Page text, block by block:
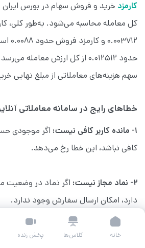
کارمزد خرید و فروش سهام در بورس
کل معامله محاسبه می‌شود. به‌طور کلی،
حدود ۰.۰۱۲۵۱۲ از کل ارزش
سهم هزینه‌های معاملاتی از مبلغ نهایی
خطاهای رایج در سامانه معاملاتی
۱- مانده کاربر کافی نیست:
اگر موجودی
کافی نباشد، این خطا رخ می‌دهد.
۲- نماد مجاز نیست:
اگر نماد در وضعیت
دارد، امکان ارسال سفارش وجود ندارد.
خانه کلاس‌ها پخش زنده